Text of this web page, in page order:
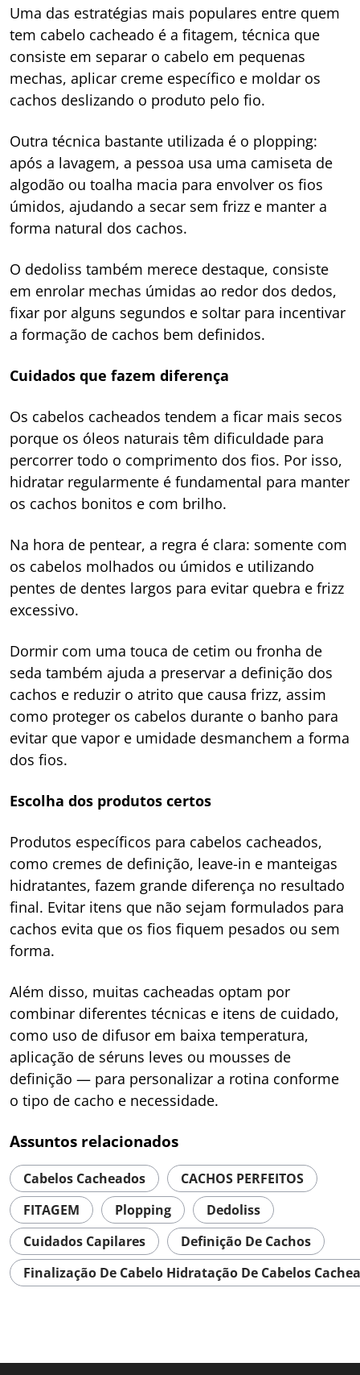
Uma das estratégias mais populares entre quem
tem cabelo cacheado é a fitagem, técnica que
consiste em separar o cabelo em pequenas
mechas, aplicar creme específico e moldar os
cachos deslizando o produto pelo fio.
Outra técnica bastante utilizada é o plopping:
após a lavagem, a pessoa usa uma camiseta de
algodão ou toalha macia para envolver os fios
úmidos, ajudando a secar sem frizz e manter a
forma natural dos cachos.
O dedoliss também merece destaque, consiste
em enrolar mechas úmidas ao redor dos dedos,
fixar por alguns segundos e soltar para incentivar
a formação de cachos bem definidos.
Cuidados que fazem diferença
Os cabelos cacheados tendem a ficar mais secos
porque os óleos naturais têm dificuldade para
percorrer todo o comprimento dos fios. Por isso,
hidratar regularmente é fundamental para manter
os cachos bonitos e com brilho.
Na hora de pentear, a regra é clara: somente com
os cabelos molhados ou úmidos e utilizando
pentes de dentes largos para evitar quebra e frizz
excessivo.
Dormir com uma touca de cetim ou fronha de
seda também ajuda a preservar a definição dos
cachos e reduzir o atrito que causa frizz, assim
como proteger os cabelos durante o banho para
evitar que vapor e umidade desmanchem a forma
dos fios.
Escolha dos produtos certos
Produtos específicos para cabelos cacheados,
como cremes de definição, leave-in e manteigas
hidratantes, fazem grande diferença no resultado
final. Evitar itens que não sejam formulados para
cachos evita que os fios fiquem pesados ou sem
forma.
Além disso, muitas cacheadas optam por
combinar diferentes técnicas e itens de cuidado,
como uso de difusor em baixa temperatura,
aplicação de séruns leves ou mousses de
definição — para personalizar a rotina conforme
o tipo de cacho e necessidade.
Assuntos relacionados
Cabelos Cacheados
CACHOS PERFEITOS
FITAGEM
Plopping
Dedoliss
Cuidados Capilares
Definição De Cachos
Finalização De Cabelo Hidratação De Cabelos